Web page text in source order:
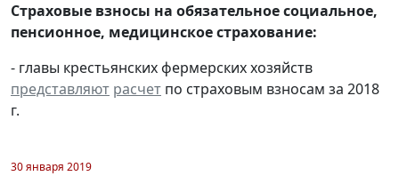
Страховые взносы на обязательное социальное,
пенсионное, медицинское страхование:
- главы крестьянских фермерских хозяйств
представляют расчет по страховым взносам за 2018
г.
30 января 2019